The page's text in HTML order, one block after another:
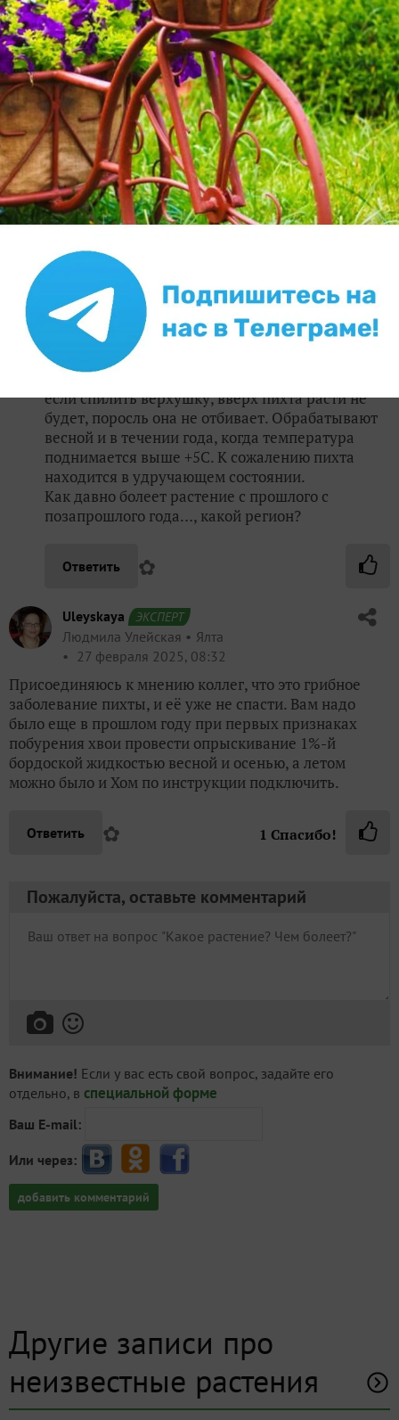
user_6334 ДАЧНЫЙ ГУРУ
Барон Холомеевский
Костромская обл.
24 февраля 2025, 10:53
Предупреждаю, что это бесполезно. Хвойные
при таких поражениях не восстанавливаются,
тем более древовидные. Ладно бы ещё какой-
нибудь можжевеловый стланец — тут
умеренный оптимизм возможен.
Ответить
sotnichenko
Светлана
Гурзуф
24 февраля 2025, 11:09
Здравствуйте, нижний ярус уже почти «рыжий»,
если спилить верхушку, вверх пихта расти не
будет, поросль она не отбивает. Обрабатывают
весной и в течении года, когда температура
поднимается выше +5С. К сожалению пихта
находится в удручающем состоянии.
Как давно болеет растение с прошлого с
позапрошлого года…, какой регион?
Ответить ✿
Uleyskaya ЭКСПЕРТ
Людмила Улейская
Ялта
27 февраля 2025, 08:32
Присоединяюсь к мнению коллег, что это грибное
заболевание пихты, и её уже не спасти. Вам надо
было еще в прошлом году при первых признаках
побурения хвои провести опрыскивание 1%-й
бордоской жидкостью весной и осенью, а летом
можно было и Хом по инструкции подключить.
Ответить ✿ 1 Спасибо!
Пожалуйста, оставьте комментарий
Внимание! Если у вас есть свой вопрос, задайте его
отдельно, в специальной форме
Ваш E-mail:
Или через:
добавить комментарий
Другие записи про
неизвестные растения